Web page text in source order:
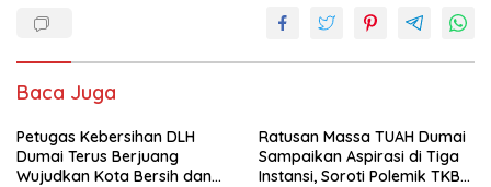
Baca Juga
Petugas Kebersihan DLH
Dumai Terus Berjuang
Wujudkan Kota Bersih dan
Ratusan Massa TUAH Dumai
Sampaikan Aspirasi di Tiga
Instansi, Soroti Polemik TKBM